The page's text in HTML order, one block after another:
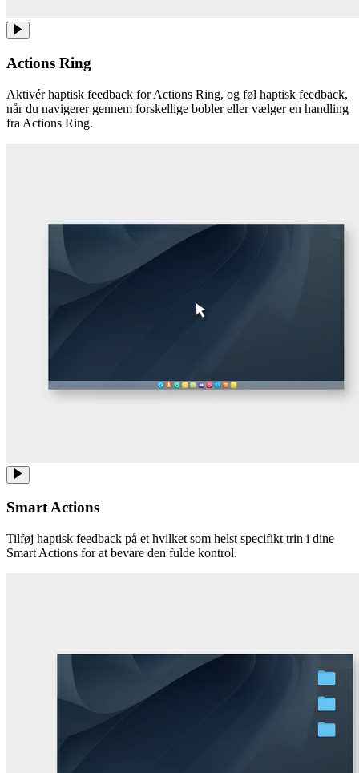
Actions Ring
Aktivér haptisk feedback for Actions Ring, og føl haptisk feedback,
når du navigerer gennem forskellige bobler eller vælger en handling
fra Actions Ring.
Smart Actions
Tilføj haptisk feedback på et hvilket som helst specifikt trin i dine
Smart Actions for at bevare den fulde kontrol.